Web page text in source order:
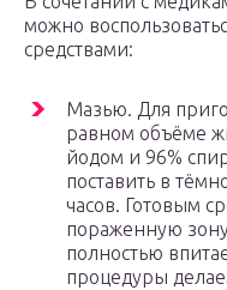
можно
средствами:
Мазью. Для
равном объёме
йодом и 96%
поставить в
часов. Готовым
пораженную
полностью
процедуры